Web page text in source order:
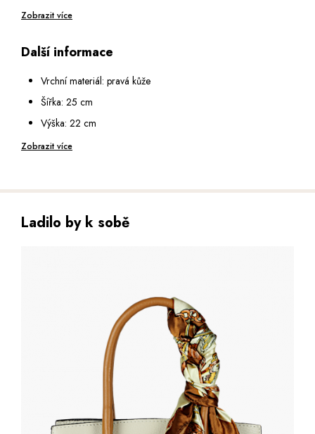
Dno kabelky chráněno kovovými nýty
Popruh na rameno: odepínatelný a nastavitelný v rozmezí 60 -
115 cm
Vzor šátku se může lišit
Zobrazit více
Další informace
Vrchní materiál: pravá kůže
Šířka: 25 cm
Výška: 22 cm
Hloubka: 12 cm
Zobrazit více
Ladilo by k sobě